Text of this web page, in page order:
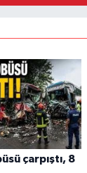
çarpıştı, 8